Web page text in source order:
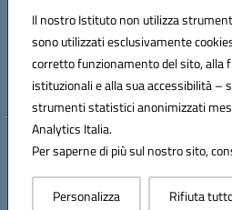
Il nostro Istituto non utilizza
sono utilizzati esclusivamente
corretto funzionamento del sito, alla
istituzionali e alla sua accessibilità –
strumenti statistici anonimizzati
Analytics Italia.
Per saperne di più sul nostro sito,
Personalizza Rifiuta
Codice fiscale: 94118760712
Codice meccanografico:FGEE00800R
Codice Indice delle Pubbliche
Codice unico di fatturazione (CUF): UFEQ55
Hosting & Powered by
Concept & Design by